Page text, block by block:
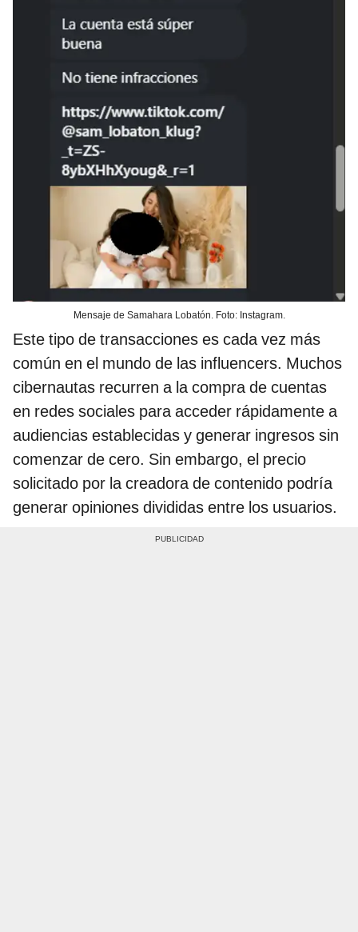
Mensaje de Samahara Lobatón. Foto: Instagram.
Este tipo de transacciones es cada vez más
común en el mundo de las influencers. Muchos
cibernautas recurren a la compra de cuentas
en redes sociales para acceder rápidamente a
audiencias establecidas y generar ingresos sin
comenzar de cero. Sin embargo, el precio
solicitado por la creadora de contenido podría
generar opiniones divididas entre los usuarios.